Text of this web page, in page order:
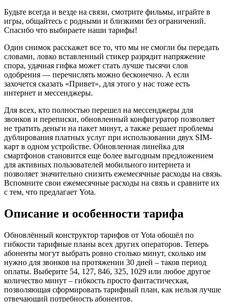
Будьте всегда и везде на связи, смотрите фильмы, играйте в
игры, общайтесь с родными и близкими без ограничений.
Спасибо что выбираете наши тарифы!
Один снимок расскажет все то, что мы не смогли бы передать
словами, ловко вставленный стикер разрядит напряжение
спора, удачная гифка может стать лучше тысячи слов
одобрения — перечислять можно бесконечно. А если
захочется сказать «Привет», для этого у нас тоже есть
интернет и мессенджеры.
Для всех, кто полностью перешел на мессенджеры для
звонков и переписки, обновленный конфигуратор позволяет
не тратить деньги на пакет минут, а также решает проблемы
дублирования платных услуг при использовании двух SIM-
карт в одном устройстве. Обновленная линейка для
смартфонов становится еще более выгодным предложением
для активных пользователей мобильного интернета и
позволяет значительно снизить ежемесячные расходы на связь.
Вспомните свои ежемесячные расходы на связь и сравните их
с тем, что предлагает Yota.
Описание и особенности тарифа
Обновлённый конструктор тарифов от Yota обошёл по
гибкости тарифные планы всех других операторов. Теперь
абоненты могут выбрать ровно столько минут, сколько им
нужно для звонков на протяжении 30 дней – таков период
оплаты. Выберите 54, 127, 846, 325, 1029 или любое другое
количество минут – гибкость просто фантастическая,
позволяющая сформировать тарифный план, как нельзя лучше
отвечающий потребность абонентов.